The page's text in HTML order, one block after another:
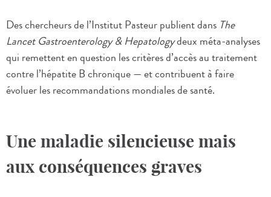
Des chercheurs de l’Institut Pasteur publient dans The
Lancet Gastroenterology & Hepatologydeux méta-analyses
qui remettent en question les critères d’accès au traitement
contre l’hépatite B chronique — et contribuent à faire
évoluer les recommandations mondiales de santé.
Une maladie silencieuse mais
aux conséquences graves